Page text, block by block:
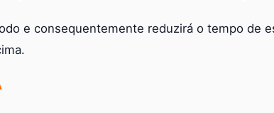
e consequentemente reduzirá o tempo de